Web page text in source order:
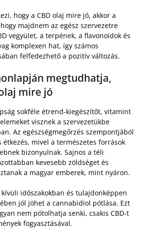
hogy a CBD olaj mire jó, akkor a
majdnem az egész szervezetre
vegyület, a terpének, a flavonoidok és
komplexen hat, így számos
felfedezhető a pozitív változás.
megtudhatja,
mire jó
sokféle étrend-kiegészítőt, vitamint
visznek a szervezetükbe
Az egészségmegőrzés szempontjából
étkezés, mivel a természetes források
bizonyulnak. Sajnos a téli
kevesebb zöldséget és
a magyar emberek, mint nyáron.
időszakokban és tulajdonképpen
jól jöhet a cannabidiol pótlása. Ezt
nem pótolhatja senki, csakis CBD-t
fogyasztásával.